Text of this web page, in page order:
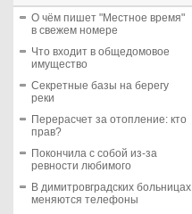
О чём пишет "Местное время"
в свежем номере
Что входит в общедомовое
имущество
Секретные базы на берегу
реки
Перерасчет за отопление: кто
прав?
Покончила с собой из-за
ревности любимого
В димитровградских больницах
меняются телефоны